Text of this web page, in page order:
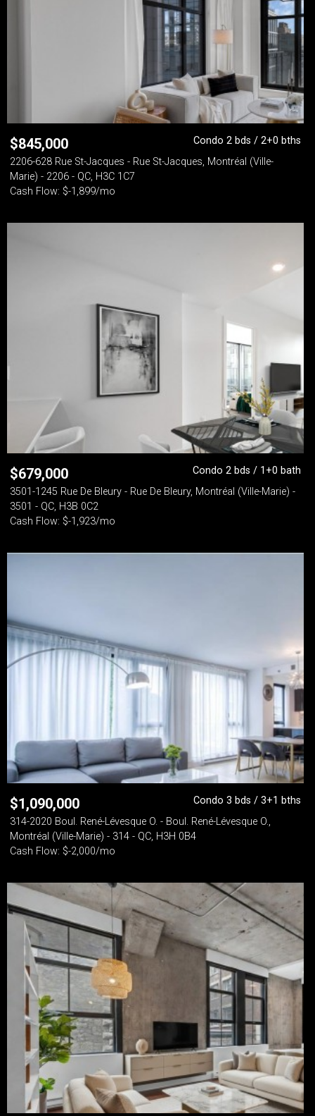
$845,000
Condo 2 bds / 2+0 bths
2206-628 Rue St-Jacques - Rue St-Jacques, Montréal (Ville-
Marie) - 2206 - QC, H3C 1C7
Cash Flow: $-1,899/mo
$679,000
Condo 2 bds / 1+0 bath
3501-1245 Rue De Bleury - Rue De Bleury, Montréal (Ville-Marie) -
3501 - QC, H3B 0C2
Cash Flow: $-1,923/mo
$1,090,000
Condo 3 bds / 3+1 bths
314-2020 Boul. René-Lévesque O. - Boul. René-Lévesque O.,
Montréal (Ville-Marie) - 314 - QC, H3H 0B4
Cash Flow: $-2,000/mo